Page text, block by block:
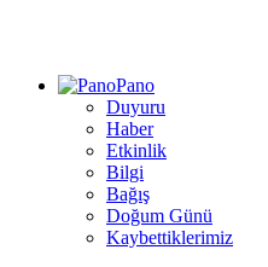
Pano
Duyuru
Haber
Etkinlik
Bilgi
Bağış
Doğum Günü
Kaybettiklerimiz